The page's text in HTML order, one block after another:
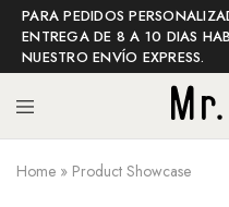
PARA PEDIDOS
ENTREGA DE 8 A 10 DIAS
NUESTRO ENVÍO EXPRESS.
Mr
Mr
Home » Product Showcase